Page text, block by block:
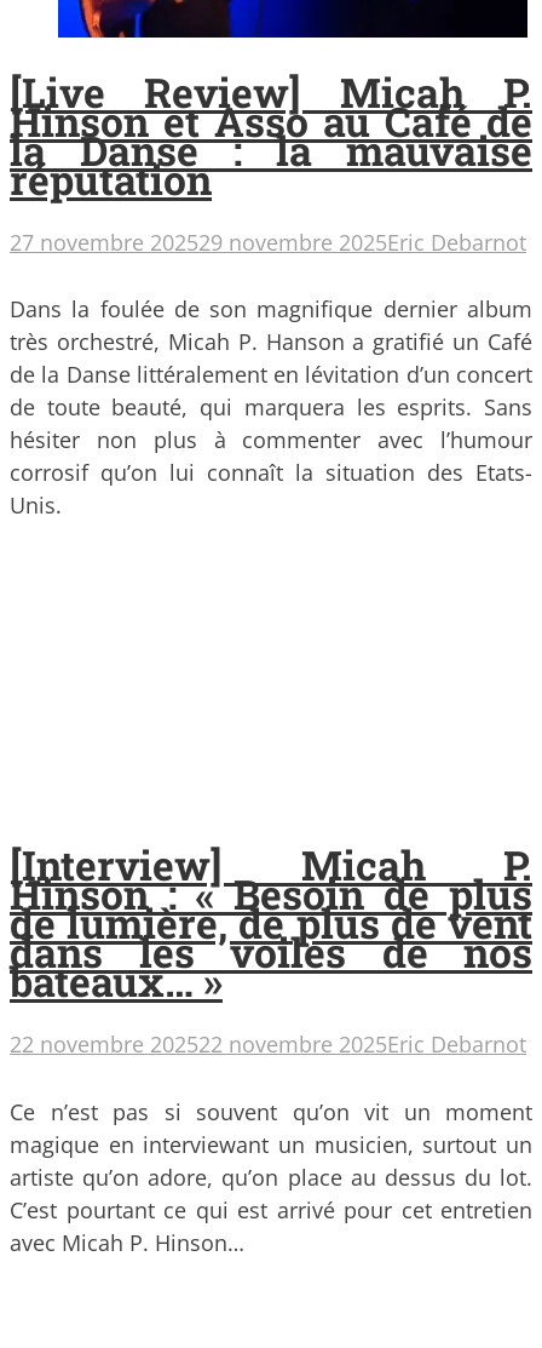
[Live Review] Micah P.
Hinson et Asso au Café de
la Danse : la mauvaise
réputation
27 novembre 202529 novembre 2025Eric Debarnot
Dans la foulée de son magnifique dernier album
très orchestré, Micah P. Hanson a gratifié un Café
de la Danse littéralement en lévitation d’un concert
de toute beauté, qui marquera les esprits. Sans
hésiter non plus à commenter avec l’humour
corrosif qu’on lui connaît la situation des Etats-
Unis.
[Interview] Micah P.
Hinson : « Besoin de plus
de lumière, de plus de vent
dans les voiles de nos
bateaux… »
22 novembre 202522 novembre 2025Eric Debarnot
Ce n’est pas si souvent qu’on vit un moment
magique en interviewant un musicien, surtout un
artiste qu’on adore, qu’on place au dessus du lot.
C’est pourtant ce qui est arrivé pour cet entretien
avec Micah P. Hinson…